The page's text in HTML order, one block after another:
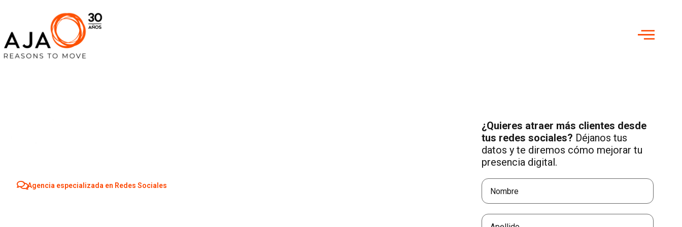
Agencia especializada en Redes Sociales
¿Quieres atraer más clientes desde
tus redes sociales? Déjanos tus
datos y te diremos cómo mejorar tu
presencia digital.